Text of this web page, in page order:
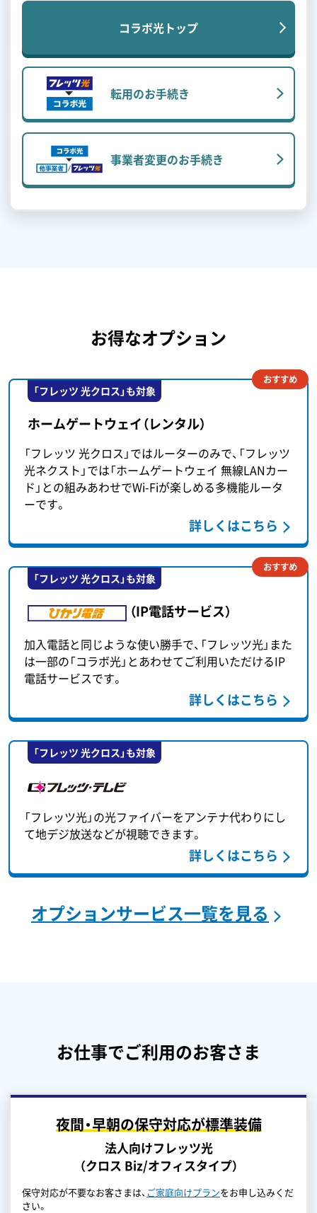
コラボ光トップ
転用のお手続き
事業者変更のお手続き
お得なオプション
「フレッツ 光クロス」も対象
おすすめ
ホームゲートウェイ（レンタル）
「フレッツ 光クロス」ではルーターのみで、「フレッツ
光ネクスト」では「ホームゲートウェイ 無線LANカー
ド」との組みあわせでWi-Fiが楽しめる多機能ルータ
ーです。
詳しくはこちら
「フレッツ 光クロス」も対象
おすすめ
（IP電話サービス）
加入電話と同じような使い勝手で、「フレッツ光」また
は一部の「コラボ光」とあわせてご利用いただけるIP
電話サービスです。
詳しくはこちら
「フレッツ 光クロス」も対象
「フレッツ光」の光ファイバーをアンテナ代わりにし
て地デジ放送などが視聴できます。
詳しくはこちら
オプションサービス一覧を見る
お仕事でご利用のお客さま
夜間・早朝の保守対応が標準装備
法人向けフレッツ光
（クロス Biz/オフィスタイプ）
保守対応が不要なお客さまは、 ご家庭向けプランをお申し込みくだ
さい。